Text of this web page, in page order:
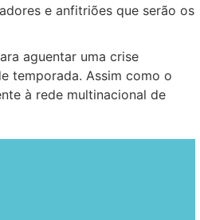
e anfitriões que serão os
aguentar uma crise
temporada. Assim como o
à rede multinacional de